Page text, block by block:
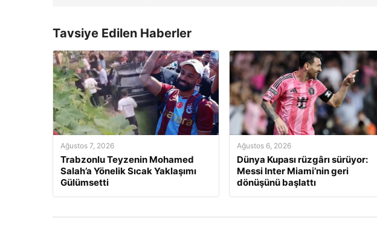
Tavsiye Edilen Haberler
Ağustos 7, 2026
Trabzonlu Teyzenin Mohamed
Salah’a Yönelik Sıcak Yaklaşımı
Gülümsetti
Ağustos 6, 2026
Dünya Kupası rüzgârı sürüyor:
Messi Inter Miami’nin geri
dönüşünü başlattı